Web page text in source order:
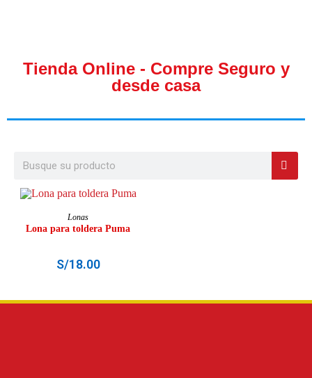
Tienda Online - Compre Seguro y
desde casa
AÑADIR AL CARRITO
Lonas
Lona para toldera Puma
S/18.00